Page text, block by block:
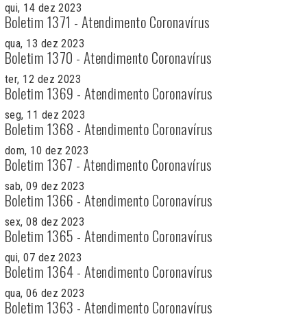
qui, 14 dez 2023
Boletim 1371 - Atendimento Coronavírus
qua, 13 dez 2023
Boletim 1370 - Atendimento Coronavírus
ter, 12 dez 2023
Boletim 1369 - Atendimento Coronavírus
seg, 11 dez 2023
Boletim 1368 - Atendimento Coronavírus
dom, 10 dez 2023
Boletim 1367 - Atendimento Coronavírus
sab, 09 dez 2023
Boletim 1366 - Atendimento Coronavírus
sex, 08 dez 2023
Boletim 1365 - Atendimento Coronavírus
qui, 07 dez 2023
Boletim 1364 - Atendimento Coronavírus
qua, 06 dez 2023
Boletim 1363 - Atendimento Coronavírus